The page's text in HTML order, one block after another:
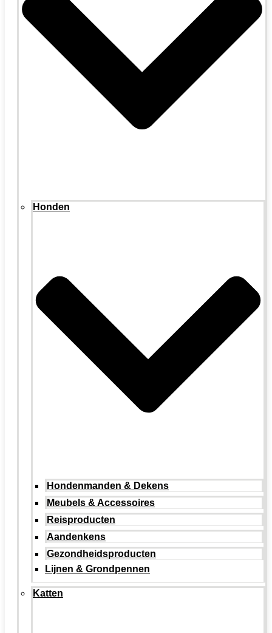
Honden
Hondenmanden & Dekens
Meubels & Accessoires
Reisproducten
Aandenkens
Gezondheidsproducten
Lijnen & Grondpennen
Katten